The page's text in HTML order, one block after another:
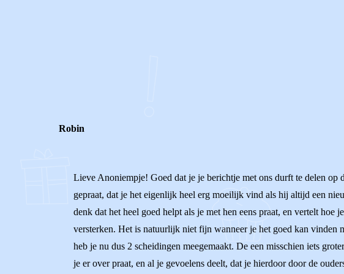
Robin
Lieve Anoniempje! Goed dat je je berichtje met ons durft te delen
gepraat, dat je het eigenlijk heel erg moeilijk vind als hij altijd een
denk dat het heel goed helpt als je met hen eens praat, en vertelt
versterken. Het is natuurlijk niet fijn wanneer je het goed kan
heb je nu dus 2 scheidingen meegemaakt. De een misschien iets
je er over praat, en al je gevoelens deelt, dat je hierdoor door de